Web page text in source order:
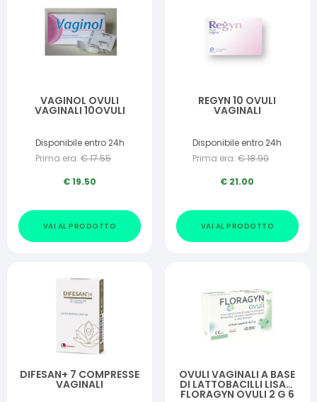
VAGINOL OVULI
VAGINALI 10OVULI
Disponibile entro 24h
Prima era: €17.55
€19.50
VAI AL PRODOTTO
REGYN 10 OVULI
VAGINALI
Disponibile entro 24h
Prima era: €18.90
€ 21.00
VAI AL PRODOTTO
DIFESAN+ 7 COMPRESSE
VAGINALI
OVULI VAGINALI A BASE
DI LATTOBACILLI LISATI
FLORAGYN OVULI 2 G 6